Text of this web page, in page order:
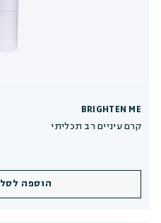
BRIGHTEN ME
קרם עיניים רב תכליתי
הוספה לסל